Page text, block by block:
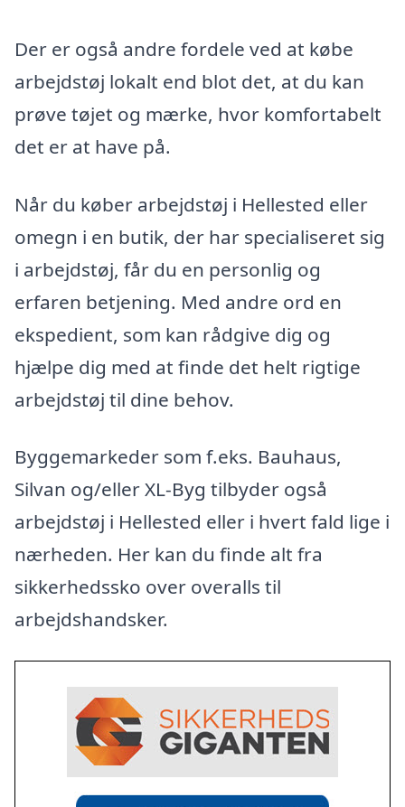
Der er også andre fordele ved at købe
arbejdstøj lokalt end blot det, at du kan
prøve tøjet og mærke, hvor komfortabelt
det er at have på.
Når du køber arbejdstøj i Hellested eller
omegn i en butik, der har specialiseret sig
i arbejdstøj, får du en personlig og
erfaren betjening. Med andre ord en
ekspedient, som kan rådgive dig og
hjælpe dig med at finde det helt rigtige
arbejdstøj til dine behov.
Byggemarkeder som f.eks. Bauhaus,
Silvan og/eller XL-Byg tilbyder også
arbejdstøj i Hellested eller i hvert fald lige i
nærheden. Her kan du finde alt fra
sikkerhedssko over overalls til
arbejdshandsker.